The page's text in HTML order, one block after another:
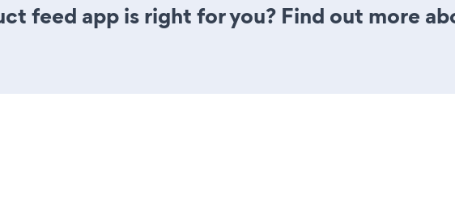
feed app is right for you? Find out more